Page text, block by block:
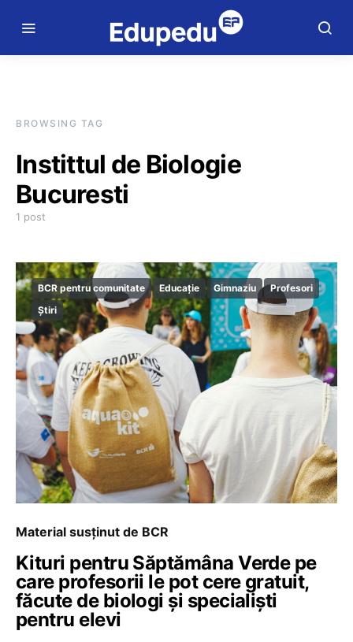
BROWSING TAG
Instittul de Biologie
Bucuresti
1 post
BCR pentru comunitate Educație Gimnaziu
Profesori
Știri
Material susținut de BCR
Kituri pentru Săptămâna Verde pe
care profesorii le pot cere gratuit,
făcute de biologi și specialiști
pentru elevi